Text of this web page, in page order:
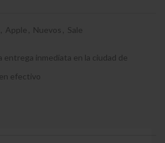
Apple Nuevos
Sale
entrega inmediata en la ciudad de
efectivo